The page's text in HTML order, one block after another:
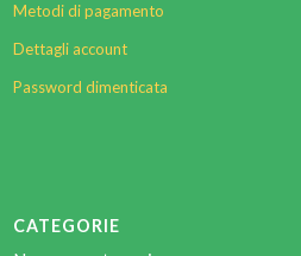
Metodi di pagamento
Dettagli account
Password dimenticata
CATEGORIE